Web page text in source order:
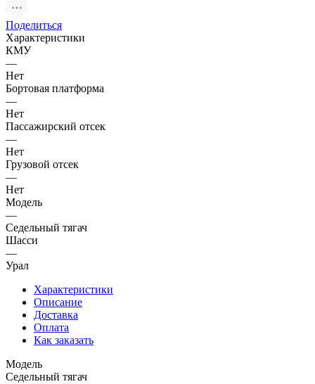
Поделиться
Характеристики
КМУ
—
Нет
Бортовая платформа
—
Нет
Пассажирский отсек
—
Нет
Грузовой отсек
—
Нет
Модель
—
Седельный тягач
Шасси
—
Урал
Характеристики
Описание
Доставка
Оплата
Как заказать
Модель
Седельный тягач